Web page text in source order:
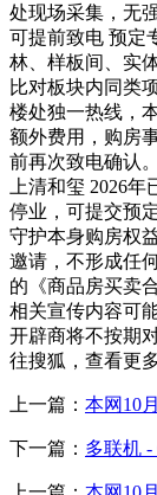
处现场采集，无
可提前致电 预定
林、样板间、实
比对板块内同类
楼处独一热线，
额外费用，购房
前再次致电确认
上清和玺 2026
停业，可提交预
守护本身购房权
邀请，不形成任
的《商品房买卖
相关宣传内容可
开辟商将不按期
往搜狐，查看更多
上一篇： 本网10
下一篇： 多联机 -